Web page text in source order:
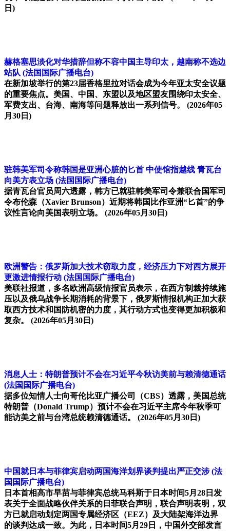
日)
赫格塞思淡化对华措辞但称不容中国主导印太，越南称不选边
站队 (法国国际广播电台)
在新加坡举行的第23届香格里拉对话会成为今年亚太安全议题
的重要焦点。美国、中国、东盟以及地区盟友围绕印太安全、
军费支出、台海、南海等问题释放出一系列信号。 (2026年05
月30日)
驻韩美军司令称韩国是亚洲心脏的匕首 中使馆指越线 青瓦台
向美方表立场 (法国国际广播电台)
据青瓦台官员周六透露，韩方已就驻韩美军司令兼联合国军司
令布伦森（Xavier Brunson）近期将韩国比作亚洲“匕首”的争
议性言论向美国表明立场。 (2026年05月30日)
欧洲警告：俄罗斯加大技术窃取力度，经济压力下对西方展开
更激进情报行动 (法国国际广播电台)
美联社报道，多名欧洲高级情报官员表示，在西方制裁持续施
压以及俄乌战争长期消耗的背景下，俄罗斯情报机构正加大获
取西方技术和国防机密的力度，其行动方式也变得更加积极和
复杂。 (2026年05月30日)
消息人士：特朗普预计不会在习近平今秋访美前与赖清德通话
(法国国际广播电台)
据多位知情人士向哥伦比亚广播公司（CBS）透露，美国总统
特朗普（Donald Trump）预计不会在习近平主席今年秋季可
能访美之前与台湾总统赖清德通话。 (2026年05月30日)
中国就日本与菲律宾启动两国海洋划界谈判提出严正交涉 (法
国国际广播电台)
日本首相高市早苗与菲律宾总统马科斯于日本时间5月28日发
表关于全面战略伙伴关系的日菲联合声明，联合声明表明，双
方已就启动划定两国专属经济区（EEZ）及大陆架海洋边界
的谈判达成一致。为此，日本时间5月29日，中国外交部发言